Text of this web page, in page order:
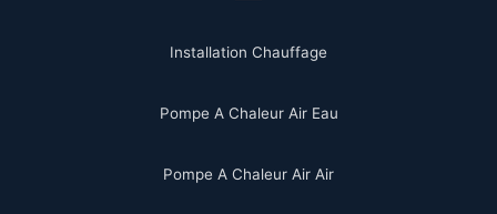
Installation Chauffage
Pompe A Chaleur Air Eau
Pompe A Chaleur Air Air